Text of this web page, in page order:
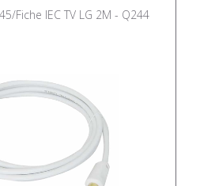
Fiche IEC TV LG 2M - Q244